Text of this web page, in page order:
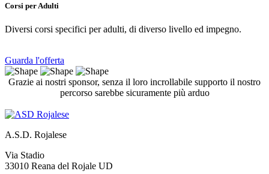
Corsi per Adulti
Diversi corsi specifici per adulti, di diverso livello ed impegno.
Guarda l'offerta
Grazie ai nostri sponsor, senza il loro incrollabile supporto il nostro
percorso sarebbe sicuramente più arduo
A.S.D. Rojalese
Via Stadio
33010 Reana del Rojale UD